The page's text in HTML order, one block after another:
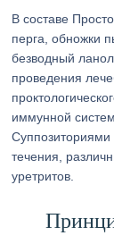
В составе
перга, обножки
безводный
проведения
иммунной
Суппозиториями
течения,
уретритов.